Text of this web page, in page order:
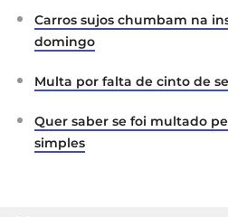
Carros sujos chumbam na
domingo
Multa por falta de cinto de
Quer saber se foi multado
simples